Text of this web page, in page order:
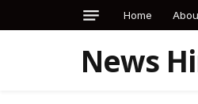
Home
News